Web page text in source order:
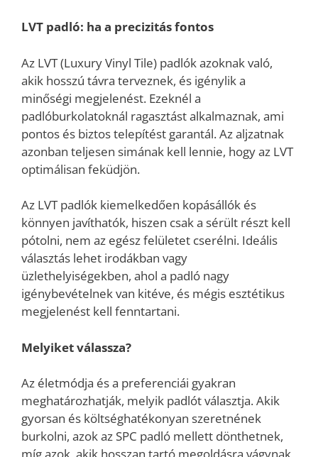
LVT padló: ha a precizitás fontos
Az LVT (Luxury Vinyl Tile) padlók azoknak való,
akik hosszú távra terveznek, és igénylik a
minőségi megjelenést. Ezeknél a
padlóburkolatoknál ragasztást alkalmaznak, ami
pontos és biztos telepítést garantál. Az aljzatnak
azonban teljesen simának kell lennie, hogy az LVT
optimálisan feküdjön.
Az LVT padlók kiemelkedően kopásállók és
könnyen javíthatók, hiszen csak a sérült részt kell
pótolni, nem az egész felületet cserélni. Ideális
választás lehet irodákban vagy
üzlethelyiségekben, ahol a padló nagy
igénybevételnek van kitéve, és mégis esztétikus
megjelenést kell fenntartani.
Melyiket válassza?
Az életmódja és a preferenciái gyakran
meghatározhatják, melyik padlót választja. Akik
gyorsan és költséghatékonyan szeretnének
burkolni, azok az SPC padló mellett dönthetnek,